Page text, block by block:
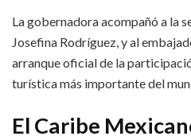
La gobernadora acompañó a la
Josefina Rodríguez, y al
arranque oficial de la
turística más importante del
El Caribe